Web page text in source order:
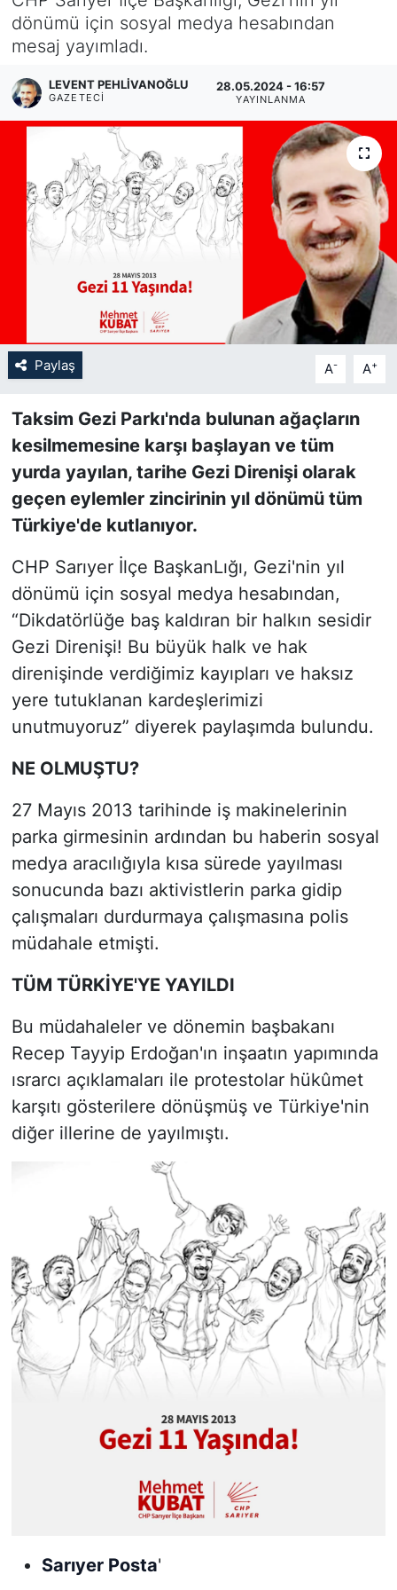
dönümü için sosyal medya hesabından
mesaj yayımladı.
LEVENT PEHLIVANOĞLU
GAZETECI
28.05.2024 - 16:57
YAYINLANMA
Paylaş A- A+
Taksim Gezi Parkı'nda bulunan ağaçların
kesilmemesine karşı başlayan ve tüm
yurda yayılan, tarihe Gezi Direnişi olarak
geçen eylemler zincirinin yıl dönümü tüm
Türkiye'de kutlanıyor.
CHP Sarıyer İlçe BaşkanLığı, Gezi'nin yıl
dönümü için sosyal medya hesabından,
“Dikdatörlüğe baş kaldıran bir halkın sesidir
Gezi Direnişi! Bu büyük halk ve hak
direnişinde verdiğimiz kayıpları ve haksız
yere tutuklanan kardeşlerimizi
unutmuyoruz” diyerek paylaşımda bulundu.
NE OLMUŞTU?
27 Mayıs 2013 tarihinde iş makinelerinin
parka girmesinin ardından bu haberin sosyal
medya aracılığıyla kısa sürede yayılması
sonucunda bazı aktivistlerin parka gidip
çalışmaları durdurmaya çalışmasına polis
müdahale etmişti.
TÜM TÜRKİYE'YE YAYILDI
Bu müdahaleler ve dönemin başbakanı
Recep Tayyip Erdoğan'ın inşaatın yapımında
ısrarcı açıklamaları ile protestolar hükûmet
karşıtı gösterilere dönüşmüş ve Türkiye'nin
diğer illerine de yayılmıştı.
Sarıyer Posta'
KÖŞE YAZILARI
KÖŞE YAZILARI (Arşiv)
KÜLTÜR SANAT
MAGAZİN
RÖPORTAJ
SARIYER İMAR BARIŞI
SİYASET
SON DAKİKA HABERİ
SPOR
TEKNOLOJİ
TÜRKİYE VE DÜNYA GÜNDEMİ
VİDEO GALERİ
YAŞAM